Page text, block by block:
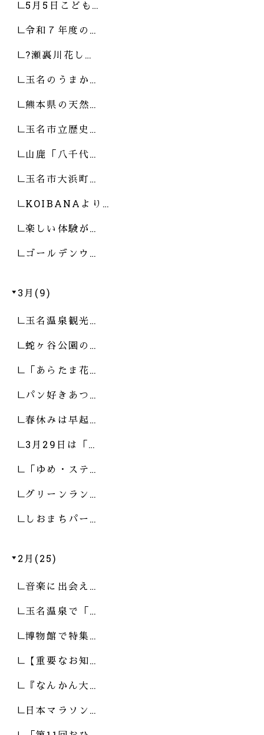
5月5日こども…
令和７年度の…
?瀬裏川花し…
玉名のうまか…
熊本県の天然…
玉名市立歴史…
山鹿「八千代…
玉名市大浜町…
KOIBANAより…
楽しい体験が…
ゴールデンウ…
3月(9)
玉名温泉観光…
蛇ヶ谷公園の…
「あらたま花…
パン好きあつ…
春休みは早起…
3月29日は「…
「ゆめ・ステ…
グリーンラン…
しおまちパー…
2月(25)
音楽に出会え…
玉名温泉で「…
博物館で特集…
【重要なお知…
『なんかん大…
日本マラソン…